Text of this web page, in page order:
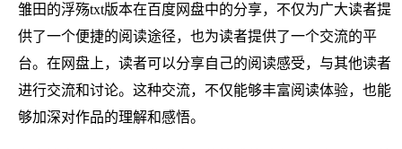
雏田的浮殇txt版本在百度网盘中的分享，不仅为广大读者提
供了一个便捷的阅读途径，也为读者提供了一个交流的平
台。在网盘上，读者可以分享自己的阅读感受，与其他读者
进行交流和讨论。这种交流，不仅能够丰富阅读体验，也能
够加深对作品的理解和感悟。